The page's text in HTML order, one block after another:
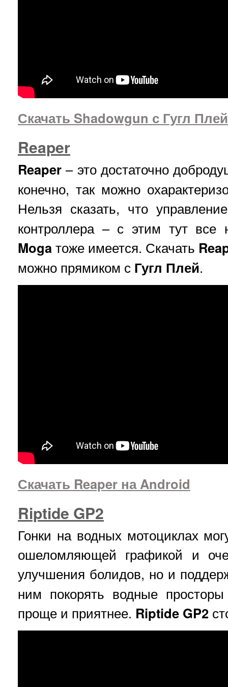
Скачать Shadowgun с Гугл Плей
Reaper
Reaper – это достаточно
конечно, так можно
Нельзя сказать, что
контроллера – с этим тут все
Mogaтоже имеется. Скачать
можно прямиком с Гугл Плей.
Скачать Reaper на Android
Riptide GP2
Гонки на водных мотоциклах
ошеломляющей графикой и
улучшения болидов, но и
ним покорять водные
проще и приятнее. Riptide GP2